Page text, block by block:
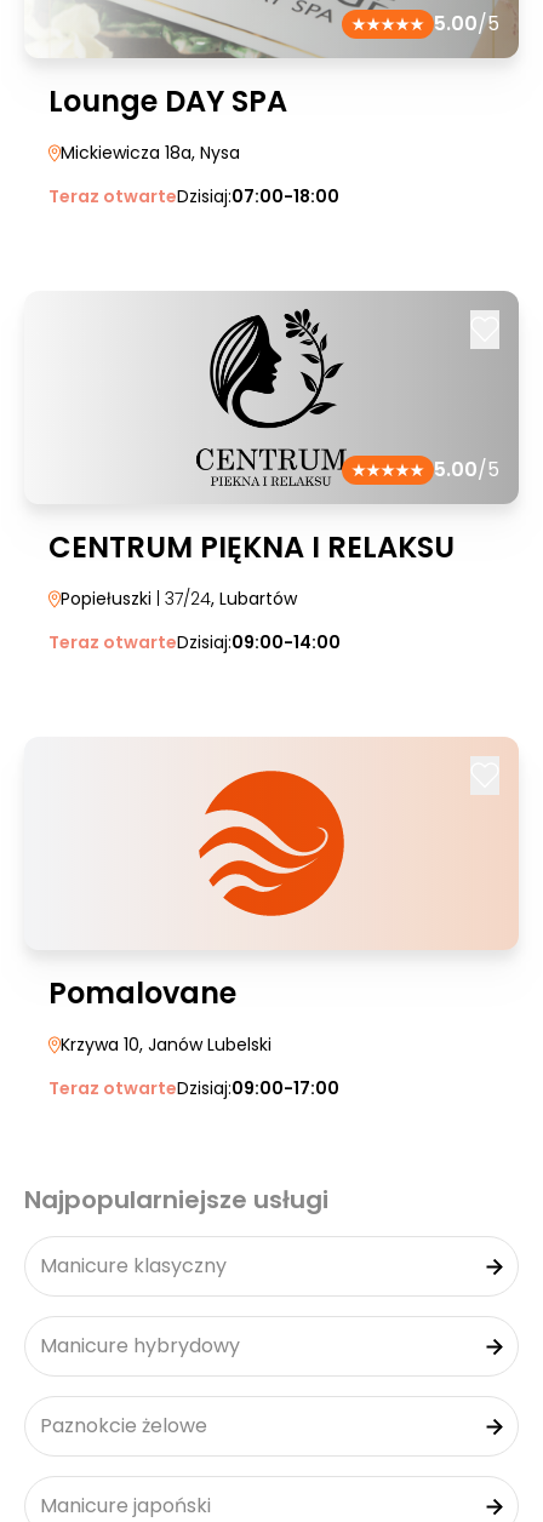
5.00/5
Lounge DAY SPA
Mickiewicza 18a, Nysa
Teraz otwarteDzisiaj:07:00-18:00
5.00/5
CENTRUM PIĘKNA I RELAKSU
Popiełuszki | 37/24, Lubartów
Teraz otwarteDzisiaj:09:00-14:00
Pomalovane
Krzywa 10, Janów Lubelski
Teraz otwarteDzisiaj:09:00-17:00
Najpopularniejsze usługi
Manicure klasyczny
Manicure hybrydowy
Paznokcie żelowe
Manicure japoński